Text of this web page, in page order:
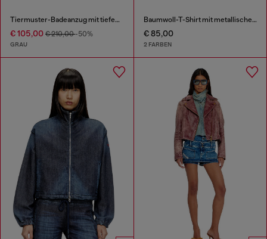
Tiermuster-Badeanzug mit tiefem Ausschnitt
€ 105,00 € 210,00-50%
GRAU
Baumwoll-T-Shirt mit metallischem Oval D
€ 85,00
2 FARBEN